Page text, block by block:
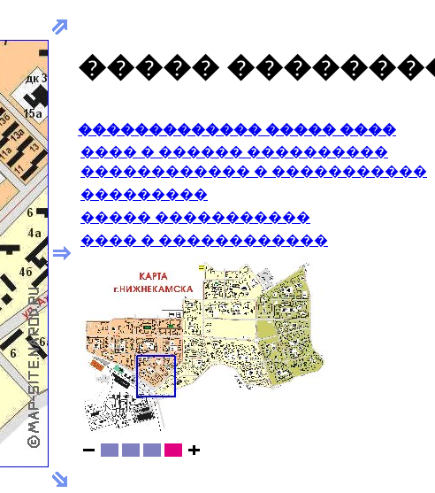
�����
������������� ����� ����
���� � ������ ����������
������������ � �����������
���������
����� �����������
���� � ������������